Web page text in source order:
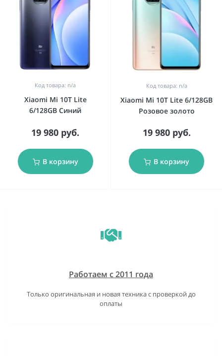
Код товара: n/a
Xiaomi Mi 10T Lite
6/128GB Синий
19 980 руб.
В корзину
Код товара: n/a
Xiaomi Mi 10T Lite 6/128GB
Розовое золото
19 980 руб.
В корзину
Работаем с 2011 года
Только оригинальная и новая техника с проверкой до
оплаты